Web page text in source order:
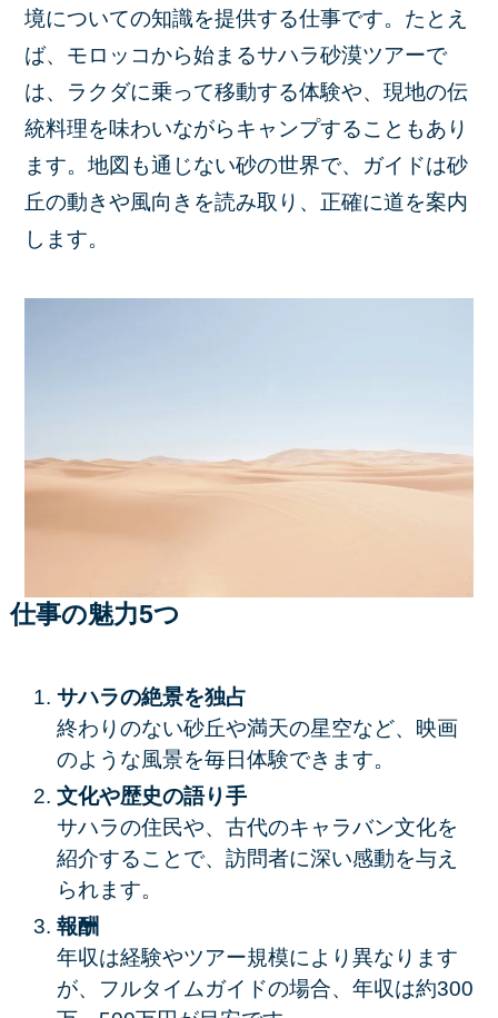
境についての知識を提供する仕事です。たとえ
ば、モロッコから始まるサハラ砂漠ツアーで
は、ラクダに乗って移動する体験や、現地の伝
統料理を味わいながらキャンプすることもあり
ます。地図も通じない砂の世界で、ガイドは砂
丘の動きや風向きを読み取り、正確に道を案内
します。
仕事の魅力5つ
サハラの絶景を独占
終わりのない砂丘や満天の星空など、映画
のような風景を毎日体験できます。
文化や歴史の語り手
サハラの住民や、古代のキャラバン文化を
紹介することで、訪問者に深い感動を与え
られます。
報酬
年収は経験やツアー規模により異なります
が、フルタイムガイドの場合、年収は約300